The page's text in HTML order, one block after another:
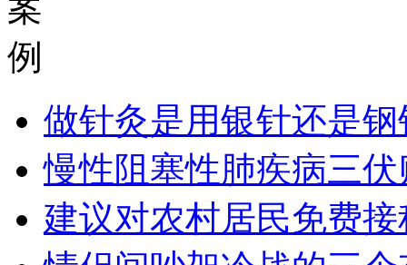
例
做针灸是用银针还是
慢性阻塞性肺疾病三
建议对农村居民免费